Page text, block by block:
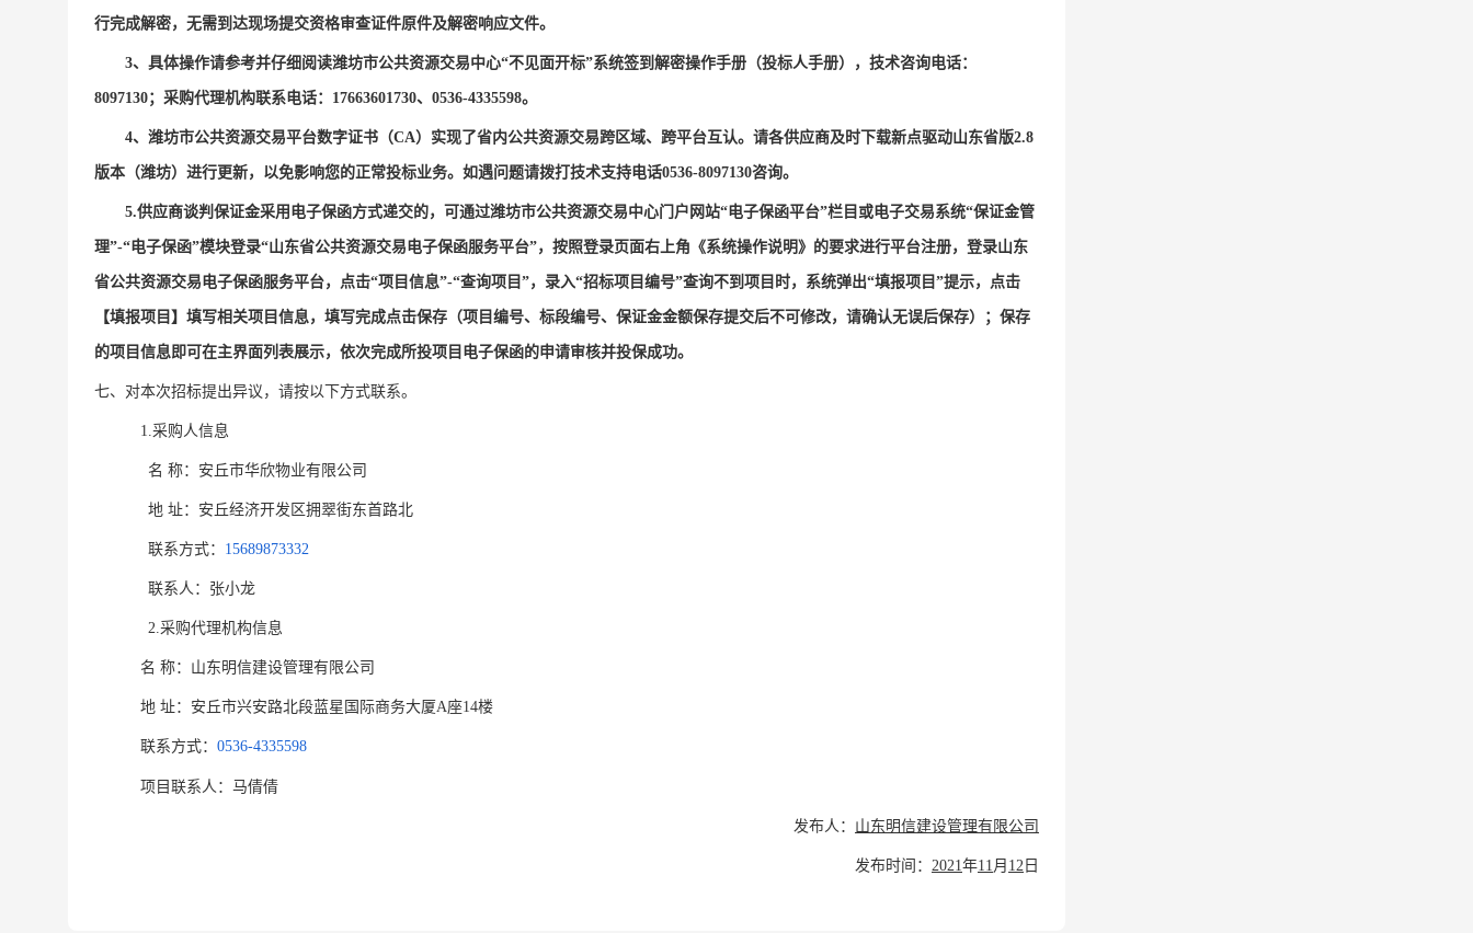
行完成解密，无需到达现场提交资格审查证件原件及解密响应文件。
3、具体操作请参考并仔细阅读潍坊市公共资源交易中心“不见面开标”系统签到解密操作手册（投标人手册），技术咨询电话：
8097130； 采购代理机构联系电话： 17663601730、0536-4335598。
4、潍坊市公共资源交易平台数字证书（CA）实现了省内公共资源交易跨区域、跨平台互认。请各供应商及时下载新点驱动山东省版2.8
版本（潍坊）进行更新，以免影响您的正常投标业务。如遇问题请拨打技术支持电话0536-8097130咨询。
5.供应商谈判保证金采用电子保函方式递交的，可通过潍坊市公共资源交易中心门户网站“电子保函平台”栏目或电子交易系统“保证金管
理”-“电子保函”模块登录“山东省公共资源交易电子保函服务平台”，按照登录页面右上角《系统操作说明》的要求进行平台注册，登录山东
省公共资源交易电子保函服务平台，点击“项目信息”-“查询项目”，录入“招标项目编号”查询不到项目时，系统弹出“填报项目”提示，点击
【填报项目】填写相关项目信息，填写完成点击保存（项目编号、标段编号、保证金金额保存提交后不可修改，请确认无误后保存）；保存
的项目信息即可在主界面列表展示，依次完成所投项目电子保函的申请审核并投保成功。
七、对本次招标提出异议，请按以下方式联系。
1.采购人信息
名 称：安丘市华欣物业有限公司
地 址： 安丘经济开发区拥翠街东首路北
联系方式： 15689873332
联系人：张小龙
2.采购代理机构信息
名 称：山东明信建设管理有限公司
地 址： 安丘市兴安路北段蓝星国际商务大厦A座14楼
联系方式： 0536-4335598
项目联系人：马倩倩
发布人： 山东明信建设管理有限公司
发布时间： 2021年11月 12 日